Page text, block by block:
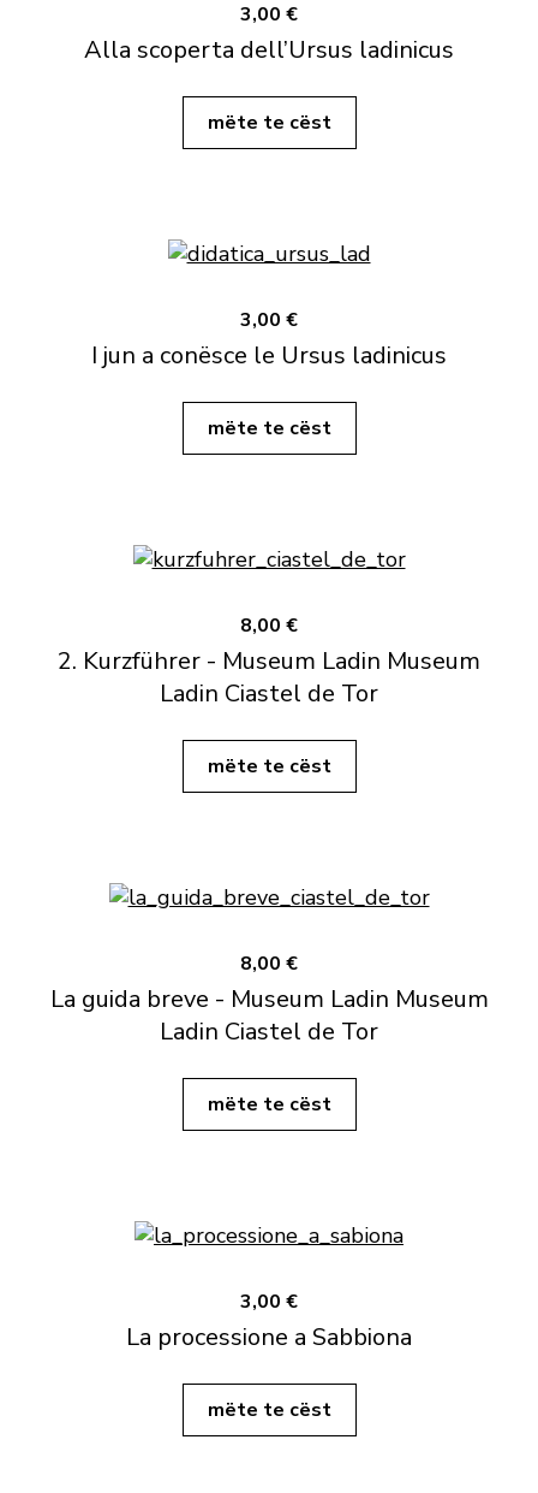
3,00 €
Alla scoperta dell’Ursus ladinicus
mëte te cëst
3,00 €
I jun a conësce le Ursus ladinicus
mëte te cëst
8,00 €
2. Kurzführer - Museum Ladin Museum
Ladin Ciastel de Tor
mëte te cëst
8,00 €
La guida breve - Museum Ladin Museum
Ladin Ciastel de Tor
mëte te cëst
3,00 €
La processione a Sabbiona
mëte te cëst